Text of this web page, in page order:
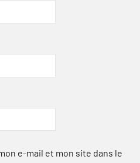
e-mail et mon site dans le